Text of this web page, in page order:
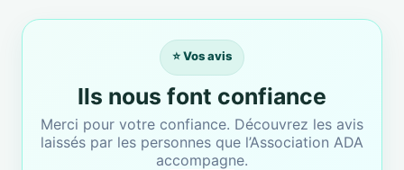
⭐ Vos avis
Ils nous font confiance
Merci pour votre confiance. Découvrez les avis
laissés par les personnes que l’Association ADA
accompagne.